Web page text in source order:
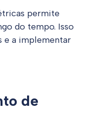
permite
do tempo. Isso
e a implementar
de